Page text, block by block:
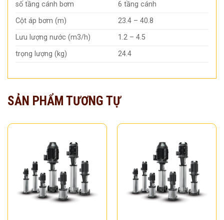
số tầng cánh bơm
6 tầng cánh
Cột áp bơm (m)
23.4 – 40.8
Lưu lượng nước (m3/h)
1.2 – 4.5
trọng lượng (kg)
24.4
SẢN PHẨM TƯƠNG TỰ